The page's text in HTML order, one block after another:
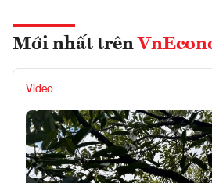
Mới nhất trên
Video